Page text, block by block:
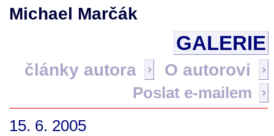
Michael Marčák
GALERIE
články autora O autorovi
Poslat e-mailem
15. 6. 2005